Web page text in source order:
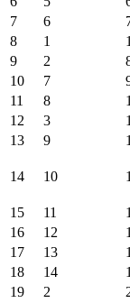
7
6
8
1
9
2
10
7
11
8
12
3
13
9
14 10
15 11
16
12
17
13
18
14
19
2